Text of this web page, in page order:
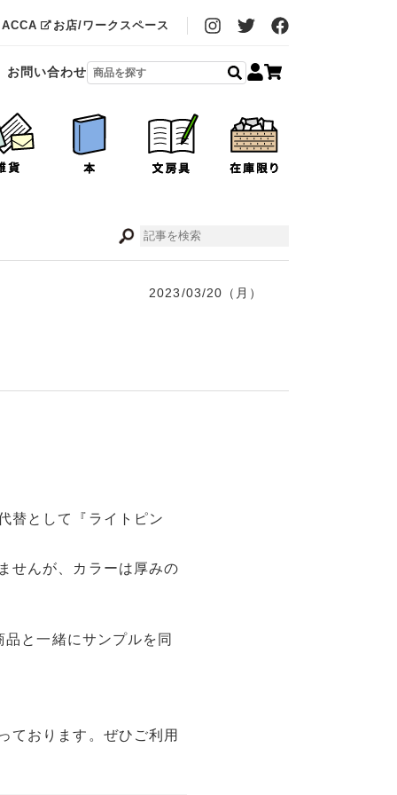
お店/ワークスペース
お問い合わせ
2023/03/20（月）
替として『ライトピン
せんが、カラーは厚みの
と一緒にサンプルを同
ております。ぜひご利用